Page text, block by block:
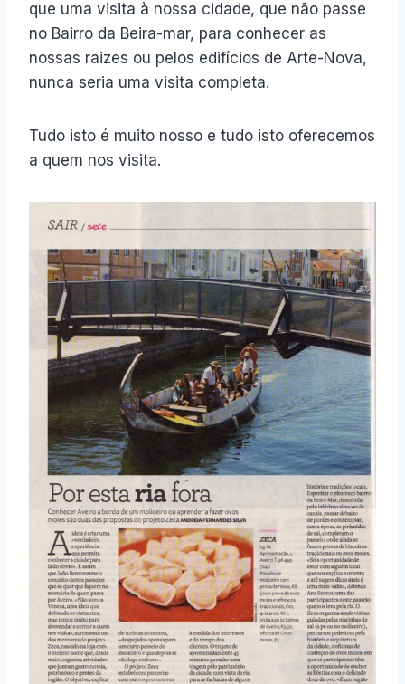
que uma visita à nossa cidade, que não passe
no Bairro da Beira-mar, para conhecer as
nossas raizes ou pelos edifícios de Arte-Nova,
nunca seria uma visita completa.
Tudo isto é muito nosso e tudo isto oferecemos
a quem nos visita.